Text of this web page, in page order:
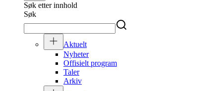
Søk etter innhold
Søk
Aktuelt
Nyheter
Offisielt program
Taler
Arkiv